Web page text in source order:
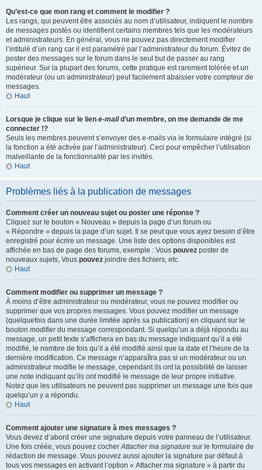
Qu’est-ce que mon rang et comment le modifier ?
Les rangs, qui peuvent être associés au nom d’utilisateur, indiquent le nombre
de messages postés ou identifient certains membres tels que les modérateurs
et administrateurs. En général, vous ne pouvez pas directement modifier
l’intitulé d’un rang car il est paramétré par l’administrateur du forum. Évitez de
poster des messages sur le forum dans le seul but de passer au rang
supérieur. Sur la plupart des forums, cette pratique est rarement tolérée et un
modérateur (ou un administrateur) peut facilement abaisser votre compteur de
messages.
Haut
Lorsque je clique sur le lien e-maild’un membre, on me demande de me
connecter !?
Seuls les membres peuvent s’envoyer des e-mails via le formulaire intégré (si
la fonction a été activée par l’administrateur). Ceci pour empêcher l’utilisation
malveillante de la fonctionnalité par les invités.
Haut
Problèmes liés à la publication de messages
Comment créer un nouveau sujet ou poster une réponse ?
Cliquez sur le bouton « Nouveau » depuis la page d’un forum ou
« Répondre » depuis la page d’un sujet. Il se peut que vous ayez besoin d’être
enregistré pour écrire un message. Une liste des options disponibles est
affichée en bas de page des forums, exemple : Vous pouvez poster de
nouveaux sujets, Vous pouvez joindre des fichiers, etc.
Haut
Comment modifier ou supprimer un message ?
À moins d’être administrateur ou modérateur, vous ne pouvez modifier ou
supprimer que vos propres messages. Vous pouvez modifier un message
(quelquefois dans une durée limitée après sa publication) en cliquant sur le
bouton modifierdu message correspondant. Si quelqu’un a déjà répondu au
message, un petit texte s’affichera en bas du message indiquant qu’il a été
modifié, le nombre de fois qu’il a été modifié ainsi que la date et l’heure de la
dernière modification. Ce message n’apparaîtra pas si un modérateur ou un
administrateur modifie le message, cependant ils ont la possibilité de laisser
une note indiquant qu’ils ont modifié le message de leur propre initiative.
Notez que les utilisateurs ne peuvent pas supprimer un message une fois que
quelqu’un y a répondu.
Haut
Comment ajouter une signature à mes messages ?
Vous devez d’abord créer une signature depuis votre panneau de l’utilisateur.
Une fois créée, vous pouvez cocherAttacher ma signature sur le formulaire de
rédaction de message. Vous pouvez aussi ajouter la signature par défaut à
tous vos messages en activant l’option « Attacher ma signature » à partir du